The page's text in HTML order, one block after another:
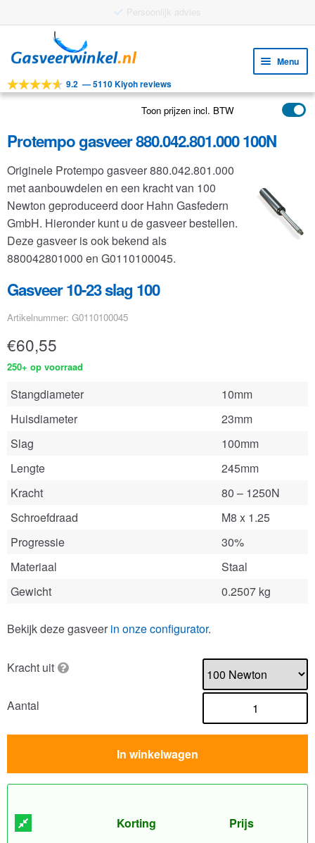
Gratis verzending vanaf €25
door
navigatie
naar
inhoud
Menu
Tools
Toepassingen
Klantenservice
FAQ
9.2 —5110 Kiyoh reviews
Toon prijzen incl. BTW
Protempo gasveer 880.042.801.000 100N
Originele Protempo gasveer 880.042.801.000
met aanbouwdelen en een kracht van 100
Newton geproduceerd door Hahn Gasfedern
GmbH. Hieronder kunt u de gasveer bestellen.
Deze gasveer is ook bekend als
880042801000 en G0110100045.
Gasveer 10-23 slag 100
Artikelnummer: G0110100045
€60,55
250+ op voorraad
Stangdiameter
10mm
Huisdiameter
23mm
Slag
100mm
Lengte
245mm
Kracht
80 – 1250N
Schroefdraad
M8 x 1.25
Progressie
30%
Materiaal
Staal
Gewicht
0.2507 kg
Bekijk deze gasveer in onze configurator.
Kracht uit
Aantal
In winkelwagen
Korting Prijs